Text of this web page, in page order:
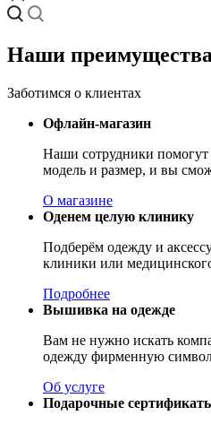
Наши
Заботимся о клиентах
Офлайн-магазин
Наши сотрудники
модель и размер, и вы
О магазине
Оденем целую клинику
Подберём одежду и
клиники или
Подробнее
Вышивка на одежде
Вам не нужно искать
одежду фирменную
Об услуге
Подарочные